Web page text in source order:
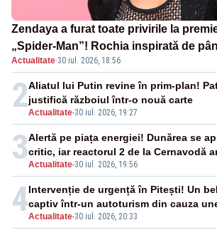
Zendaya a furat toate privirile la
„Spider-Man”! Rochia inspirată de
făcut senzație
Actualitate·30 iul. 2026, 18:56
2Actualitate-30 iul. 2026, 19:27
Aliatul lui Putin revine în prim-plan!
justifică războiul într-o nouă carte
3Actualitate-30 iul. 2026, 19:56
Alertă pe piața energiei! Dunărea se
critic, iar reactorul 2 de la Cernavodă
4Actualitate-30 iul. 2026, 20:33
Intervenție de urgență în Pitești! Un
captiv într-un autoturism din cauza